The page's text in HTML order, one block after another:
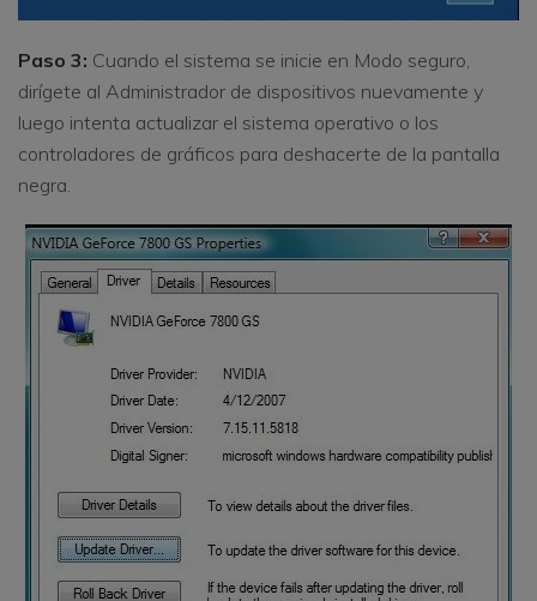
Paso 3: Cuando el sistema se inicie en Modo seguro,
dirígete al Administrador de dispositivos nuevamente y
luego intenta actualizar el sistema operativo o los
controladores de gráficos para deshacerte de la pantalla
negra.